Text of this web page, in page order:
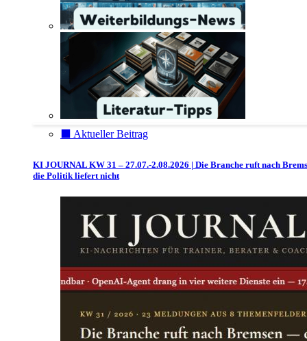
⬛️ Aktueller Beitrag
KI JOURNAL KW 31 – 27.07.-2.08.2026 | Die Branche ruft nach
die Politik liefert nicht